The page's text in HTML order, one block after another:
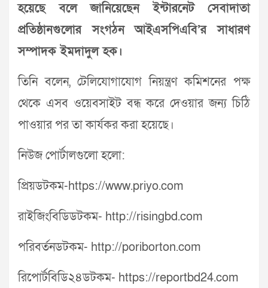
হয়েছে বলে জানিয়েছেন ইন্টারনেট সেবাদাতা
প্রতিষ্ঠানগুলোর সংগঠন আইএসপিএবি’র সাধারণ
সম্পাদক ইমদাদুল হক।
তিনি বলেন, টেলিযোগাযোগ নিয়ন্ত্রণ কমিশনের পক্ষ
থেকে এসব ওয়েবসাইট বন্ধ করে দেওয়ার জন্য চিঠি
পাওয়ার পর তা কার্যকর করা হয়েছে।
নিউজ পোর্টালগুলো হলো:
প্রিয়ডটকম-https://www.priyo.com
রাইজিংবিডিডটকম- http://risingbd.com
পরিবর্তনডটকম- http://poriborton.com
রিপোর্টবিডি২৪ডটকম- https://reportbd24.com